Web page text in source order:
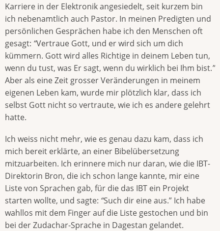
Karriere in der Elektronik angesiedelt, seit kurzem bin
ich nebenamtlich auch Pastor. In meinen Predigten und
persönlichen Gesprächen habe ich den Menschen oft
gesagt: “Vertraue Gott, und er wird sich um dich
kümmern. Gott wird alles Richtige in deinem Leben tun,
wenn du tust, was Er sagt, wenn du wirklich bei Ihm bist.”
Aber als eine Zeit grosser Veränderungen in meinem
eigenen Leben kam, wurde mir plötzlich klar, dass ich
selbst Gott nicht so vertraute, wie ich es andere gelehrt
hatte.
Ich weiss nicht mehr, wie es genau dazu kam, dass ich
mich bereit erklärte, an einer Bibelübersetzung
mitzuarbeiten. Ich erinnere mich nur daran, wie die IBT-
Direktorin Bron, die ich schon lange kannte, mir eine
Liste von Sprachen gab, für die das IBT ein Projekt
starten wollte, und sagte: “Such dir eine aus.” Ich habe
wahllos mit dem Finger auf die Liste gestochen und bin
bei der Zudachar-Sprache in Dagestan gelandet.